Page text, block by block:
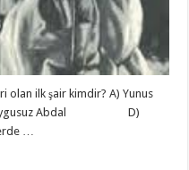
olan ilk şair kimdir? A) Yunus
Abdal D)
…